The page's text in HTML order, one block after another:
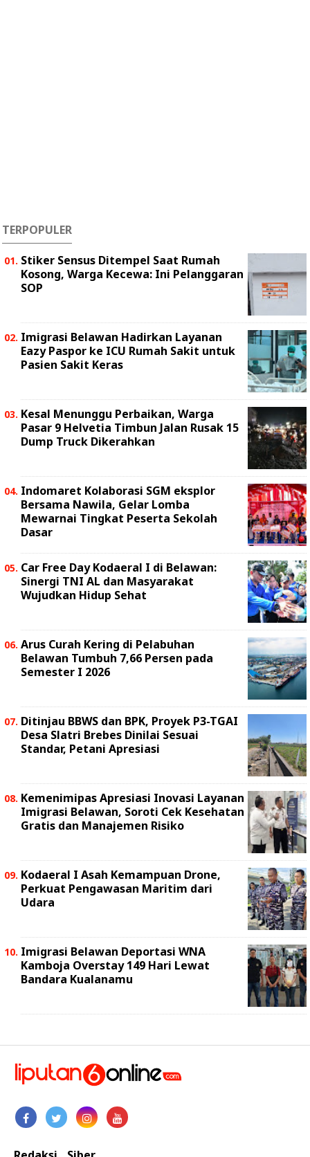
TERPOPULER
Stiker Sensus Ditempel Saat Rumah
Kosong, Warga Kecewa: Ini Pelanggaran
SOP
Imigrasi Belawan Hadirkan Layanan
Eazy Paspor ke ICU Rumah Sakit untuk
Pasien Sakit Keras
Kesal Menunggu Perbaikan, Warga
Pasar 9 Helvetia Timbun Jalan Rusak 15
Dump Truck Dikerahkan
Indomaret Kolaborasi SGM eksplor
Bersama Nawila, Gelar Lomba
Mewarnai Tingkat Peserta Sekolah
Dasar
Car Free Day Kodaeral I di Belawan:
Sinergi TNI AL dan Masyarakat
Wujudkan Hidup Sehat
Arus Curah Kering di Pelabuhan
Belawan Tumbuh 7,66 Persen pada
Semester I 2026
Ditinjau BBWS dan BPK, Proyek P3-TGAI
Desa Slatri Brebes Dinilai Sesuai
Standar, Petani Apresiasi
Kemenimipas Apresiasi Inovasi Layanan
Imigrasi Belawan, Soroti Cek Kesehatan
Gratis dan Manajemen Risiko
Kodaeral I Asah Kemampuan Drone,
Perkuat Pengawasan Maritim dari
Udara
Imigrasi Belawan Deportasi WNA
Kamboja Overstay 149 Hari Lewat
Bandara Kualanamu